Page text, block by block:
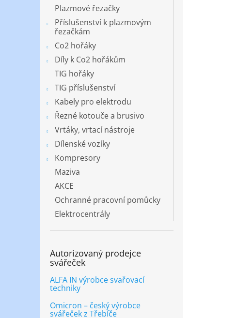
Plazmové řezačky
Příslušenství k plazmovým
řezačkám
Co2 hořáky
Díly k Co2 hořákům
TIG hořáky
TIG příslušenství
Kabely pro elektrodu
Řezné kotouče a brusivo
Vrtáky, vrtací nástroje
Dílenské vozíky
Kompresory
Maziva
AKCE
Ochranné pracovní pomůcky
Elektrocentrály
Autorizovaný prodejce
svářeček
ALFA IN výrobce svařovací
techniky
Omicron – český výrobce
svářeček z Třebíče